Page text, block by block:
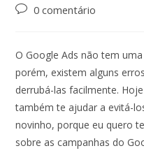
0 comentário
O Google Ads não tem
porém, existem alguns
derrubá-las facilmente.
também te ajudar a evitá-
novinho, porque eu quero
sobre as campanhas do